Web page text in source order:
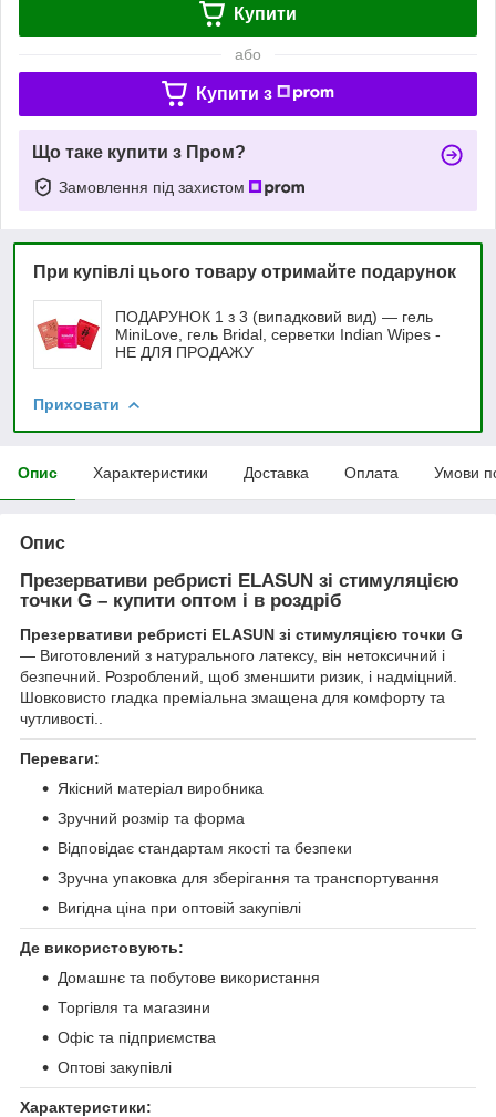
Купити
або
Купити з
Що таке купити з Пром?
Замовлення під захистом
При купівлі цього товару отримайте подарунок
ПОДАРУНОК 1 з 3 (випадковий вид) — гель
MiniLove, гель Bridal, серветки Indian Wipes -
НЕ ДЛЯ ПРОДАЖУ
Приховати
Опис Характеристики Доставка Оплата Умови
Опис
Презервативи ребристі ELASUN зі стимуляцією
точки G – купити оптом і в роздріб
Презервативи ребристі ELASUN зі стимуляцією точки G
— Виготовлений з натурального латексу, він нетоксичний і
безпечний. Розроблений, щоб зменшити ризик, і надміцний.
Шовковисто гладка преміальна змащена для комфорту та
чутливості..
Переваги:
Якісний матеріал виробника
Зручний розмір та форма
Відповідає стандартам якості та безпеки
Зручна упаковка для зберігання та транспортування
Вигідна ціна при оптовій закупівлі
Де використовують:
Домашнє та побутове використання
Торгівля та магазини
Офіс та підприємства
Оптові закупівлі
Характеристики: